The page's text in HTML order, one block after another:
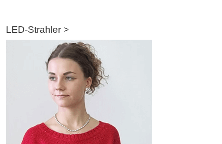
LED-Strahler >